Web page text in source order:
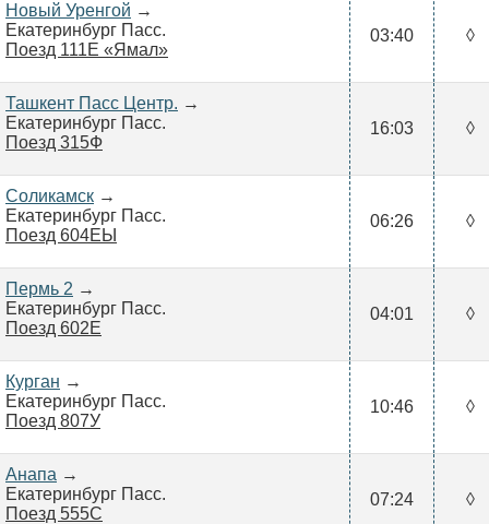
Новый Уренгой →
Екатеринбург Пасс.
Поезд 111Е «Ямал»
03:40 ◊
Ташкент Пасс Центр. →
Екатеринбург Пасс.
Поезд 315Ф
16:03 ◊
Соликамск →
Екатеринбург Пасс.
Поезд 604ЕЫ
06:26 ◊
Пермь 2 →
Екатеринбург Пасс.
Поезд 602Е
04:01 ◊
Курган →
Екатеринбург Пасс.
Поезд 807У
10:46 ◊
Анапа →
Екатеринбург Пасс.
Поезд 555С
07:24 ◊